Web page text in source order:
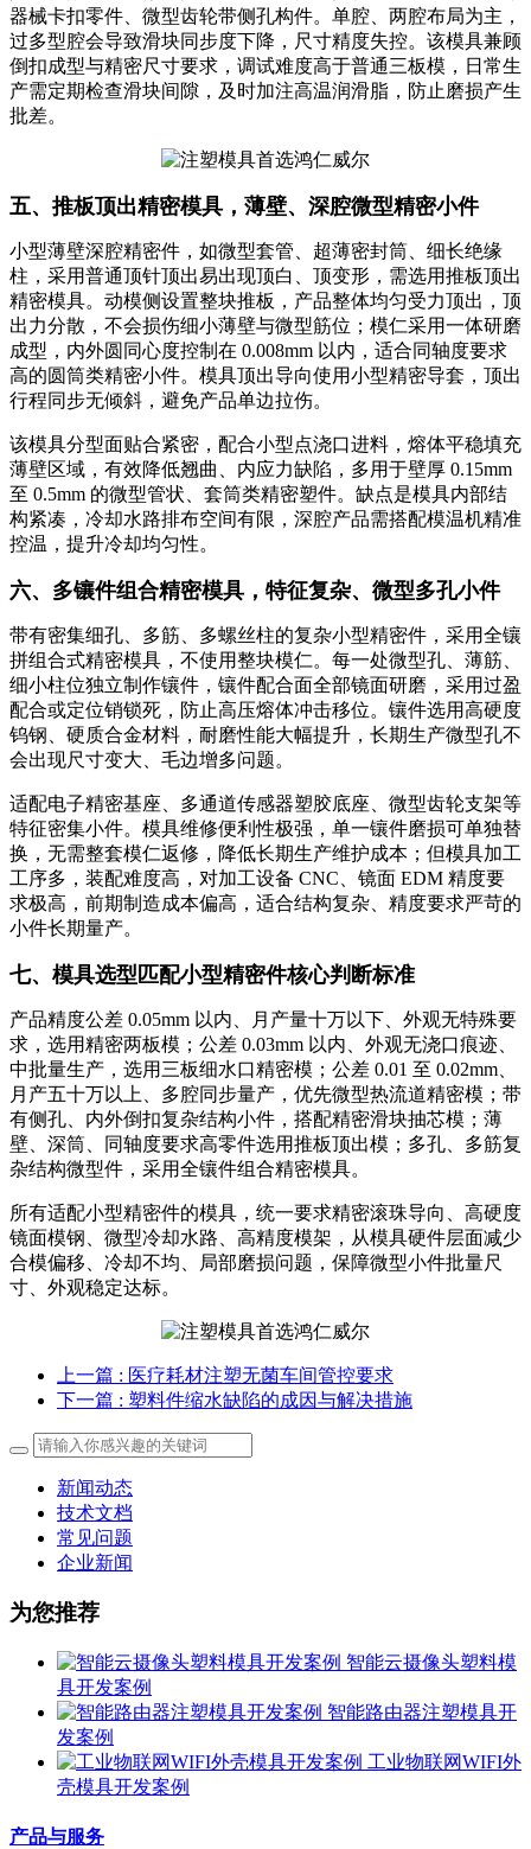
器械卡扣零件、微型齿轮带侧孔构件。单腔、两腔布局为主，
过多型腔会导致滑块同步度下降，尺寸精度失控。该模具兼顾
倒扣成型与精密尺寸要求，调试难度高于普通三板模，日常生
产需定期检查滑块间隙，及时加注高温润滑脂，防止磨损产生
批差。
五、推板顶出精密模具，薄壁、深腔微型精密小件
小型薄壁深腔精密件，如微型套管、超薄密封筒、细长绝缘
柱，采用普通顶针顶出易出现顶白、顶变形，需选用推板顶出
精密模具。动模侧设置整块推板，产品整体均匀受力顶出，顶
出力分散，不会损伤细小薄壁与微型筋位；模仁采用一体研磨
成型，内外圆同心度控制在 0.008mm 以内，适合同轴度要求
高的圆筒类精密小件。模具顶出导向使用小型精密导套，顶出
行程同步无倾斜，避免产品单边拉伤。
该模具分型面贴合紧密，配合小型点浇口进料，熔体平稳填充
薄壁区域，有效降低翘曲、内应力缺陷，多用于壁厚 0.15mm
至 0.5mm 的微型管状、套筒类精密塑件。缺点是模具内部结
构紧凑，冷却水路排布空间有限，深腔产品需搭配模温机精准
控温，提升冷却均匀性。
六、多镶件组合精密模具，特征复杂、微型多孔小件
带有密集细孔、多筋、多螺丝柱的复杂小型精密件，采用全镶
拼组合式精密模具，不使用整块模仁。每一处微型孔、薄筋、
细小柱位独立制作镶件，镶件配合面全部镜面研磨，采用过盈
配合或定位销锁死，防止高压熔体冲击移位。镶件选用高硬度
钨钢、硬质合金材料，耐磨性能大幅提升，长期生产微型孔不
会出现尺寸变大、毛边增多问题。
适配电子精密基座、多通道传感器塑胶底座、微型齿轮支架等
特征密集小件。模具维修便利性极强，单一镶件磨损可单独替
换，无需整套模仁返修，降低长期生产维护成本；但模具加工
工序多，装配难度高，对加工设备 CNC、镜面 EDM 精度要
求极高，前期制造成本偏高，适合结构复杂、精度要求严苛的
小件长期量产。
七、模具选型匹配小型精密件核心判断标准
产品精度公差 0.05mm 以内、月产量十万以下、外观无特殊要
求，选用精密两板模；公差 0.03mm 以内、外观无浇口痕迹、
中批量生产，选用三板细水口精密模；公差 0.01 至 0.02mm、
月产五十万以上、多腔同步量产，优先微型热流道精密模；带
有侧孔、内外倒扣复杂结构小件，搭配精密滑块抽芯模；薄
壁、深筒、同轴度要求高零件选用推板顶出模；多孔、多筋复
杂结构微型件，采用全镶件组合精密模具。
所有适配小型精密件的模具，统一要求精密滚珠导向、高硬度
镜面模钢、微型冷却水路、高精度模架，从模具硬件层面减少
合模偏移、冷却不均、局部磨损问题，保障微型小件批量尺
寸、外观稳定达标。
上一篇 : 医疗耗材注塑无菌车间管控要求
下一篇 : 塑料件缩水缺陷的成因与解决措施
新闻动态
技术文档
常见问题
企业新闻
为您推荐
智能云摄像头塑料模
具开发案例
智能路由器注塑模具开
发案例
工业物联网WIFI外
壳模具开发案例
产品与服务